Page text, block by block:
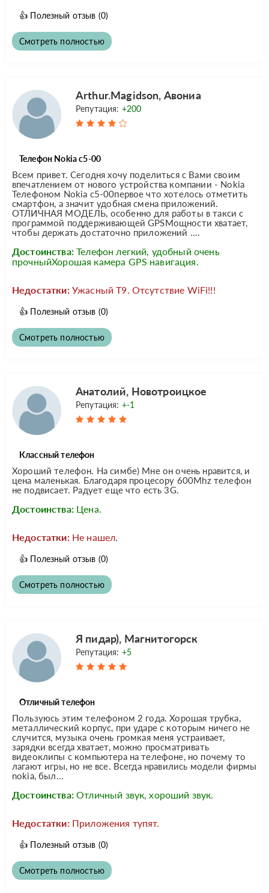
👍 Полезный отзыв (0)
Смотреть полностью
Arthur.Magidson, Авониа
Репутация: +200
Телефон Nokia c5-00
Всем привет. Сегодня хочу поделиться с Вами своим
впечатлением от нового устройства компании - Nokia
Телефоном Nokia c5-00первое что хотелось отметить
смартфон, а значит удобная смена приложений.
ОТЛИЧНАЯ МОДЕЛЬ, особенно для работы в такси с
программой поддерживающей GPSМощности хватает,
чтобы держать достаточно приложений ....
Достоинства: Телефон легкий, удобный очень
прочныйХорошая камера GPS навигация.
Недостатки: Ужасный Т9. Отсутствие WiFi!!!
👍 Полезный отзыв (0)
Смотреть полностью
Анатолий, Новотроицкое
Репутация: +-1
Классный телефон
Хороший телефон. На симбе) Мне он очень нравится, и
цена маленькая. Благодаря процесору 600Mhz телефон
не подвисает. Радует еще что есть 3G.
Достоинства: Цена.
Недостатки: Не нашел.
👍 Полезный отзыв (0)
Смотреть полностью
Я пидар), Магнитогорск
Репутация: +5
Отличный телефон
Пользуюсь этим телефоном 2 года. Хорошая трубка,
металлический корпус, при ударе с которым ничего не
случится, музыка очень громкая меня устраивает,
зарядки всегда хватает, можно просматривать
видеоклипы с компьютера на телефоне, но почему то
лагают игры, но не все. Всегда нравились модели фирмы
nokia, был...
Достоинства: Отличный звук, хороший звук.
Недостатки: Приложения тупят.
👍 Полезный отзыв (0)
Смотреть полностью